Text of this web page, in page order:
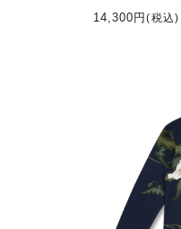
14,300円(税込)